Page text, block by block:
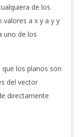
de los
a x y a y y
uno de los
los planos son
del vector
directamente